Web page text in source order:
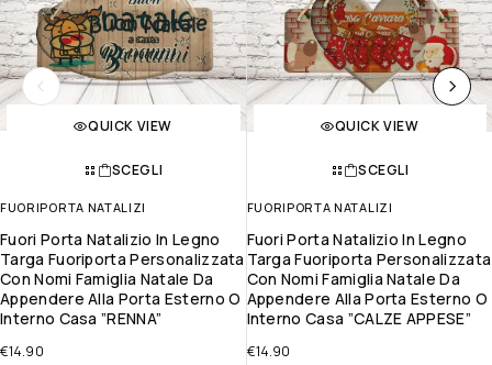
QUICK VIEW
SCEGLI
FUORIPORTA NATALIZI
Fuori Porta Natalizio In Legno
Targa Fuoriporta Personalizzata
Con Nomi Famiglia Natale Da
Appendere Alla Porta Esterno O
Interno Casa ”RENNA”
€14.90
QUICK VIEW
SCEGLI
FUORIPORTA NATALIZI
Fuori Porta Natalizio In Legno
Targa Fuoriporta Personalizzata
Con Nomi Famiglia Natale Da
Appendere Alla Porta Esterno O
Interno Casa ”CALZE APPESE”
€14.90